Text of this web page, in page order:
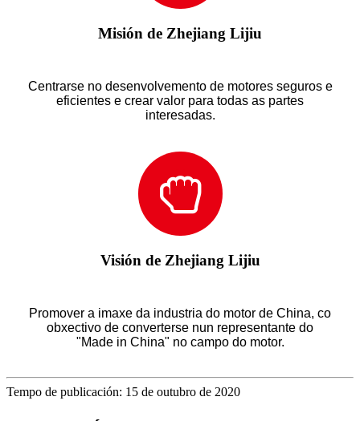
Misión de Zhejiang Lijiu
Centrarse no desenvolvemento de motores seguros e
eficientes e crear valor para todas as partes
interesadas.
Visión de Zhejiang Lijiu
Promover a imaxe da industria do motor de China, co
obxectivo de converterse nun representante do
"Made in China" no campo do motor.
Tempo de publicación: 15 de outubro de 2020